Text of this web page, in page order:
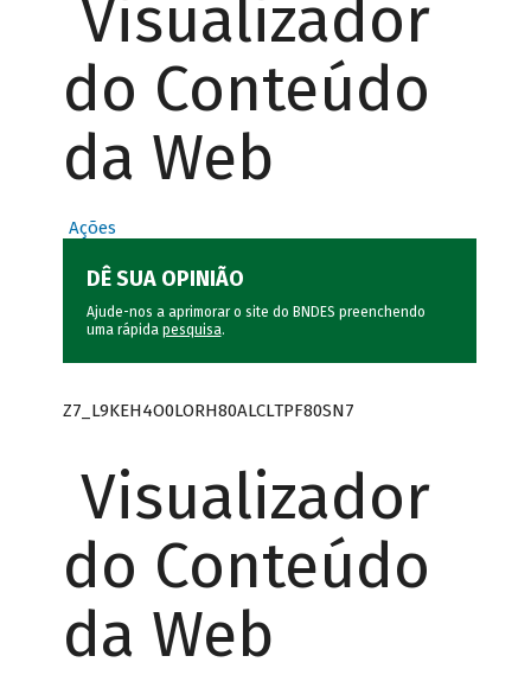
Visualizador
do Conteúdo
da Web
Ações
DÊ SUA OPINIÃO
Ajude-nos a aprimorar o site do BNDES preenchendo
uma rápida pesquisa.
Z7_L9KEH4O0LORH80ALCLTPF80SN7
Visualizador
do Conteúdo
da Web